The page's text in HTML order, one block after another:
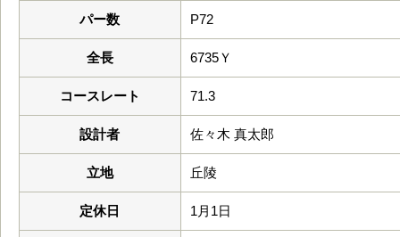
パー数 P72
全長 6735Ｙ
コースレート 71.3
設計者 佐々木 真太郎
立地 丘陵
定休日 1月1日